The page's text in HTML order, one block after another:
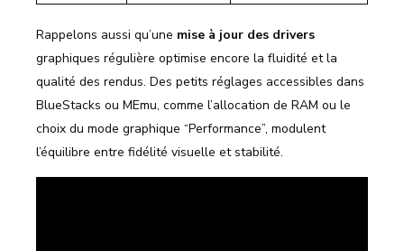
Rappelons aussi qu’une mise à jour des drivers
graphiques régulière optimise encore la fluidité et la
qualité des rendus. Des petits réglages accessibles dans
BlueStacks ou MEmu, comme l’allocation de RAM ou le
choix du mode graphique “Performance”, modulent
l’équilibre entre fidélité visuelle et stabilité.